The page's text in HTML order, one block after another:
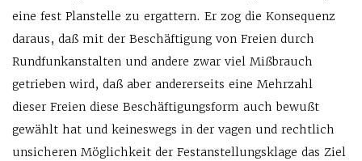
eine fest Planstelle zu ergattern. Er zog die Konsequenz
daraus, daß mit der Beschäftigung von Freien durch
Rundfunkanstalten und andere zwar viel Mißbrauch
getrieben wird, daß aber andererseits eine Mehrzahl
dieser Freien diese Beschäftigungsform auch bewußt
gewählt hat und keineswegs in der vagen und rechtlich
unsicheren Möglichkeit der Festanstellungsklage das Ziel